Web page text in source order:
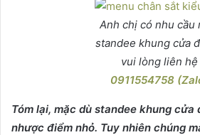
Anh chị có nhu cầu
standee khung cửa
vui lòng liên hệ
0911554758
Tóm lại, mặc dù standee khung cửa
nhược điểm nhỏ. Tuy nhiên chúng